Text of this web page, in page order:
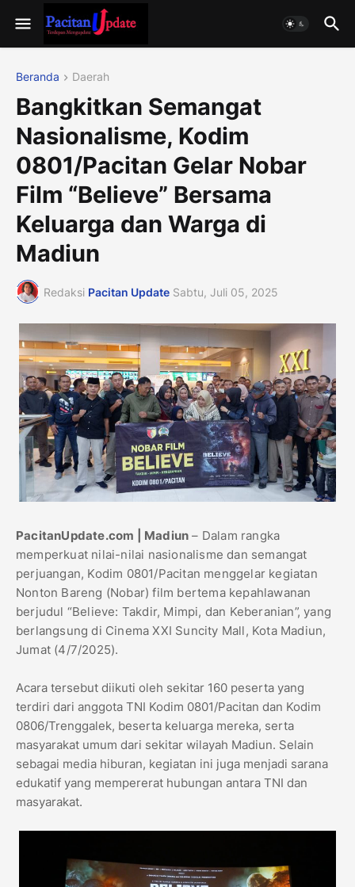
Beranda Daerah
Bangkitkan Semangat
Nasionalisme, Kodim
0801/Pacitan Gelar Nobar
Film “Believe” Bersama
Keluarga dan Warga di
Madiun
Redaksi Pacitan Update Sabtu, Juli 05, 2025
PacitanUpdate.com | Madiun – Dalam rangka
memperkuat nilai-nilai nasionalisme dan semangat
perjuangan, Kodim 0801/Pacitan menggelar kegiatan
Nonton Bareng (Nobar) film bertema kepahlawanan
berjudul “Believe: Takdir, Mimpi, dan Keberanian”, yang
berlangsung di Cinema XXI Suncity Mall, Kota Madiun,
Jumat (4/7/2025).
Acara tersebut diikuti oleh sekitar 160 peserta yang
terdiri dari anggota TNI Kodim 0801/Pacitan dan Kodim
0806/Trenggalek, beserta keluarga mereka, serta
masyarakat umum dari sekitar wilayah Madiun. Selain
sebagai media hiburan, kegiatan ini juga menjadi sarana
edukatif yang mempererat hubungan antara TNI dan
masyarakat.